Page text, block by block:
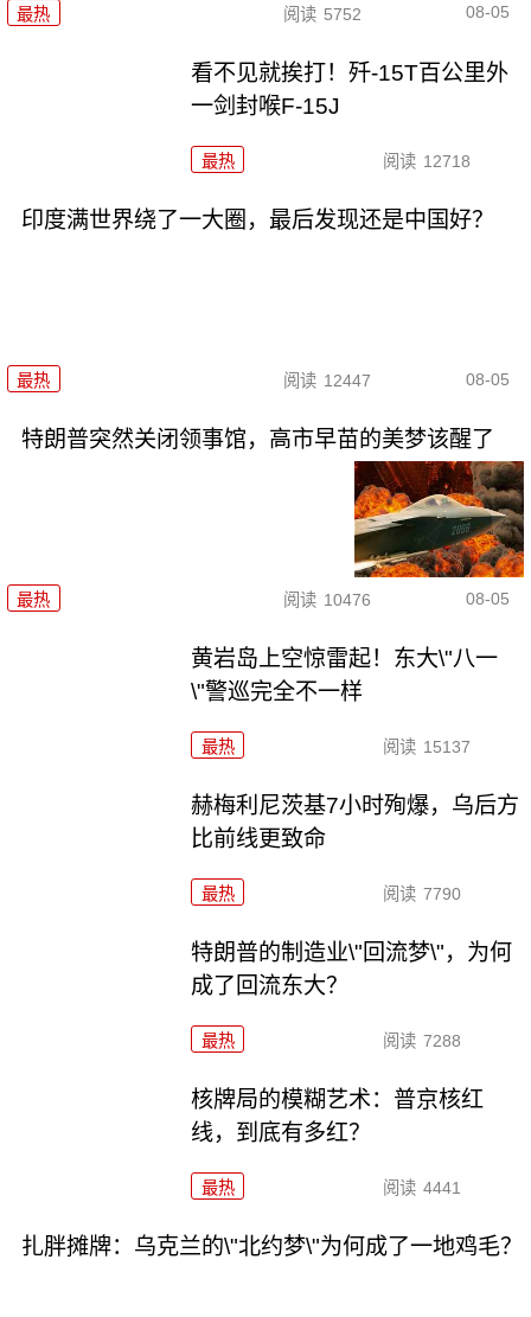
最热 阅读 5752 08-05
看不见就挨打！歼-15T百公里外
一剑封喉F-15J
最热 阅读 12718
印度满世界绕了一大圈，最后发现还是中国好？
最热 阅读 12447 08-05
特朗普突然关闭领事馆，高市早苗的美梦该醒了
最热 阅读 10476 08-05
黄岩岛上空惊雷起！东大\"八一
\"警巡完全不一样
最热 阅读 15137
赫梅利尼茨基7小时殉爆，乌后方
比前线更致命
最热 阅读 7790
特朗普的制造业\"回流梦\"，为何
成了回流东大？
最热 阅读 7288
核牌局的模糊艺术：普京核红
线，到底有多红？
最热 阅读 4441
扎胖摊牌：乌克兰的\"北约梦\"为何成了一地鸡毛？